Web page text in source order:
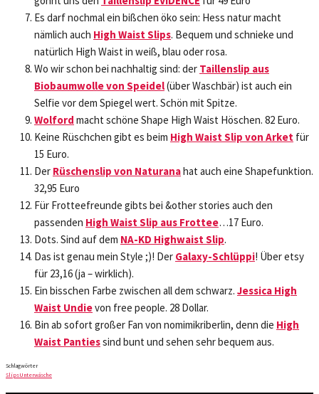
Es darf nochmal ein bißchen öko sein: Hess natur macht
nämlich auch High Waist Slips. Bequem und schnieke und
natürlich High Waist in weiß, blau oder rosa.
Wo wir schon bei nachhaltig sind: der Taillenslip aus
Biobaumwolle von Speidel(über Waschbär) ist auch ein
Selfie vor dem Spiegel wert. Schön mit Spitze.
Wolford macht schöne Shape High Waist Höschen. 82 Euro.
Keine Rüschchen gibt es beim High Waist Slip von Arket für
15 Euro.
Der Rüschenslip von Naturanahat auch eine Shapefunktion.
32,95 Euro
Für Frotteefreunde gibts bei &other stories auch den
passenden High Waist Slip aus Frottee…17 Euro.
Dots. Sind auf dem NA-KD Highwaist Slip.
Das ist genau mein Style ;)! Der Galaxy-Schlüppi! Über etsy
für 23,16 (ja – wirklich).
Ein bisschen Farbe zwischen all dem schwarz. Jessica High
Waist Undievon free people. 28 Dollar.
Bin ab sofort großer Fan von nomimikriberlin, denn die High
Waist Pantiessind bunt und sehen sehr bequem aus.
Schlagwörter
SlipsUnterwäsche